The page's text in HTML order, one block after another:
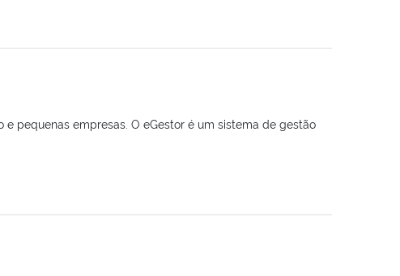
pequenas empresas. O eGestor é um sistema de gestão